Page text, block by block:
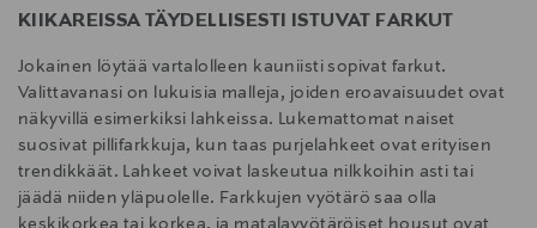
KIIKAREISSA TÄYDELLISESTI ISTUVAT FARKUT
Jokainen löytää vartalolleen kauniisti sopivat farkut.
Valittavanasi on lukuisia malleja, joiden eroavaisuudet ovat
näkyvillä esimerkiksi lahkeissa. Lukemattomat naiset
suosivat pillifarkkuja, kun taas purjelahkeet ovat erityisen
trendikkäät. Lahkeet voivat laskeutua nilkkoihin asti tai
jäädä niiden yläpuolelle. Farkkujen vyötärö saa olla